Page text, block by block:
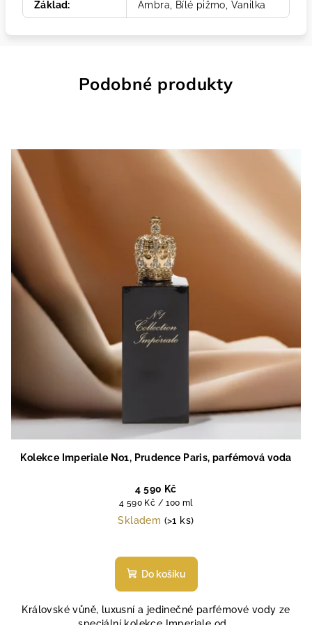
Základ: Ambra, Bílé pižmo, Vanilka
Podobné produkty
Kolekce Imperiale No1, Prudence Paris, parfémová voda
4 590 Kč
Měrná
cena:
4 590 Kč / 100 ml
Skladem (>1 ks)
hodnocení
produktu
z
Do košíku
Královské vůně, luxusní a jedinečné parfémové vody ze